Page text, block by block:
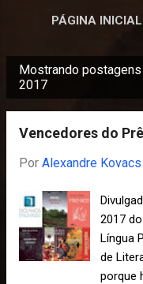
PÁGINA INICIAL
Mostrando
2017
Vencedores do
Por Alexandre Kovacs
2017
Língua
de
porque